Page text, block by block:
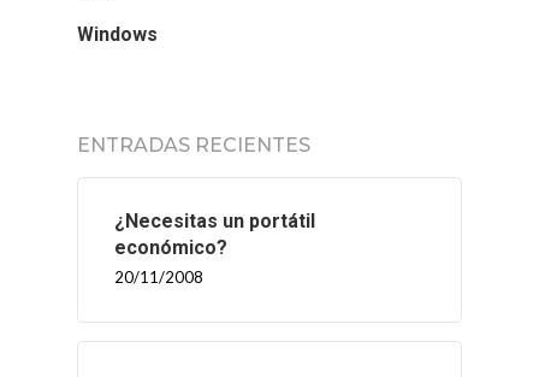
Windows
ENTRADAS RECIENTES
¿Necesitas un portátil
económico?
20/11/2008